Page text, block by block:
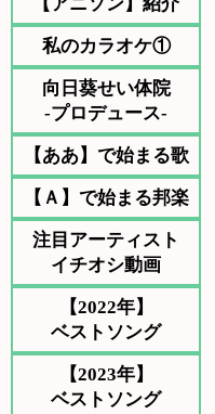
私のカラオケ①
向日葵せい体院
-プロデュース-
【ああ】で始まる歌
【Ａ】で始まる邦楽
注目アーティスト
イチオシ動画
【2022年】
ベストソング
【2023年】
ベストソング